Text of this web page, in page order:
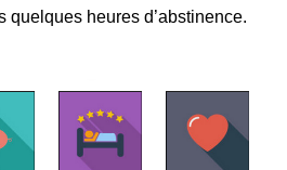
quelques heures d’abstinence.